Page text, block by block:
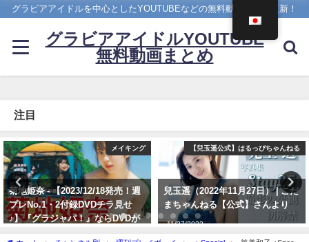
グラビアアイドルを中心としたYOUTUBEなどの無料動画を日々更新！
グラビアアイドルYOUTUBE
無料動画まとめ
注目
【兒玉遥公式】はるっぴちゃんねる
兒玉遥（2022年11月27日） | こだ
まちゃんねる【公式】さんより
11/27/2022
ヤンジャン
雪平莉左 -【4Kムービーグラビ
ア】２週連続表紙！令和最高の美
ボディ・雪平莉左ちゃんが"微笑
みの国"タイで魅せる女神の微笑